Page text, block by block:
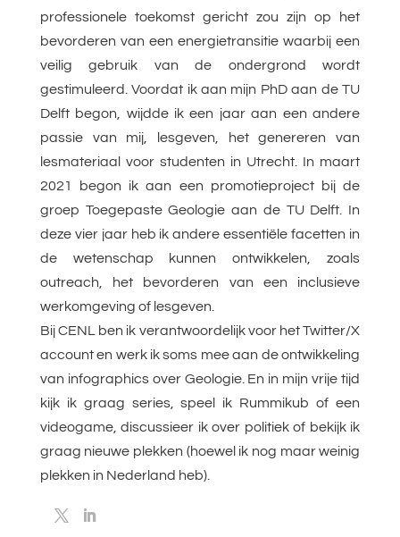
professionele toekomst gericht zou zijn op het
bevorderen van een energietransitie waarbij een
veilig gebruik van de ondergrond wordt
gestimuleerd. Voordat ik aan mijn PhD aan de TU
Delft begon, wijdde ik een jaar aan een andere
passie van mij, lesgeven, het genereren van
lesmateriaal voor studenten in Utrecht. In maart
2021 begon ik aan een promotieproject bij de
groep Toegepaste Geologie aan de TU Delft. In
deze vier jaar heb ik andere essentiële facetten in
de wetenschap kunnen ontwikkelen, zoals
outreach, het bevorderen van een inclusieve
werkomgeving of lesgeven.
Bij CENL ben ik verantwoordelijk voor het Twitter/X
account en werk ik soms mee aan de ontwikkeling
van infographics over Geologie. En in mijn vrije tijd
kijk ik graag series, speel ik Rummikub of een
videogame, discussieer ik over politiek of bekijk ik
graag nieuwe plekken (hoewel ik nog maar weinig
plekken in Nederland heb).